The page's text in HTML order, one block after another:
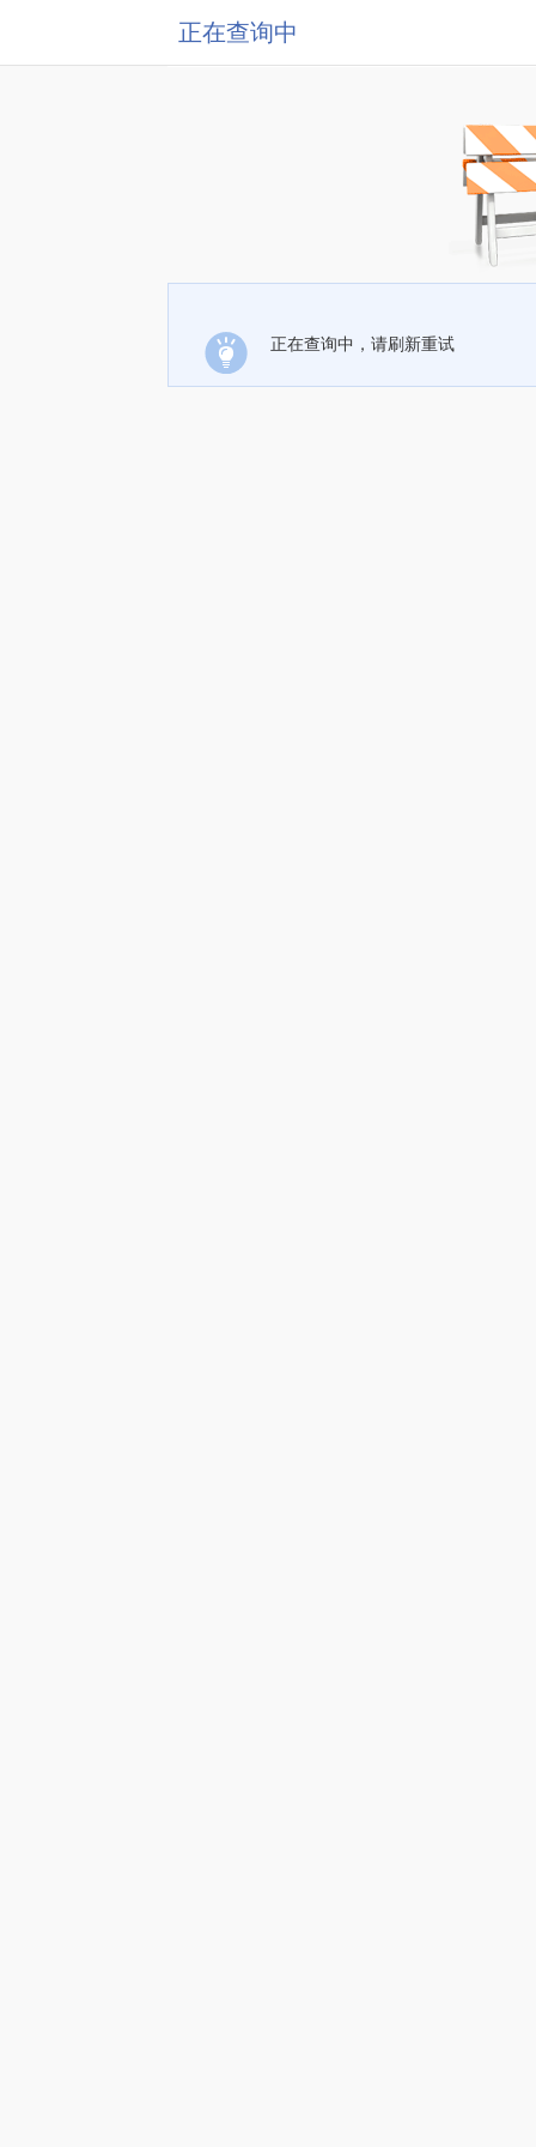
正在查询中
正在查询中，请刷新重试